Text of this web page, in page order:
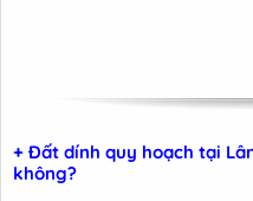
+ Đất dính quy hoạch tại
không?